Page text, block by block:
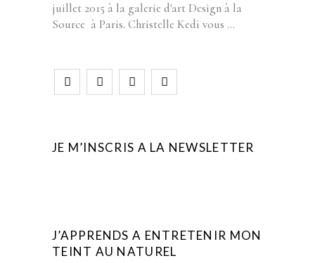
juillet 2015 à la galerie d'art Design à la
Source à Paris. Christelle Kedi vous
JE M’INSCRIS A LA NEWSLETTER
J’APPRENDS A ENTRETENIR MON
TEINT AU NATUREL